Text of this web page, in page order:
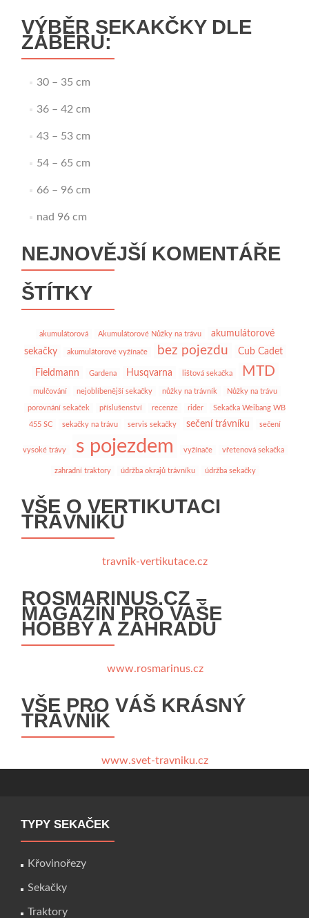
VÝBĚR SEKAKČKY DLE
ZÁBĚRU:
30 – 35 cm
36 – 42 cm
43 – 53 cm
54 – 65 cm
66 – 96 cm
nad 96 cm
NEJNOVĚJŠÍ KOMENTÁŘE
ŠTÍTKY
akumulátorová Akumulátorové Nůžky na trávu
akumulátorové
sekačky
akumulátorové vyžínače bez pojezdu Cub Cadet
Fieldmann Gardena Husqvarna lištová sekačka MTD
mulčování nejoblíbenější sekačky nůžky na trávník Nůžky na trávu
porovnání sekaček příslušenství recenze rider Sekačka Weibang WB
455 SC sekačky na trávu servis sekačky sečení trávníku sečení
vysoké trávy s pojezdem vyžínače vřetenová sekačka
zahradní traktory údržba okrajů trávníku údržba sekačky
VŠE O VERTIKUTACI
TRÁVNÍKU
travnik-vertikutace.cz
ROSMARINUS.CZ –
MAGAZÍN PRO VAŠE
HOBBY A ZAHRADU
www.rosmarinus.cz
VŠE PRO VÁŠ KRÁSNÝ
TRÁVNÍK
www.svet-travniku.cz
TYPY SEKAČEK
Křovinořezy
Sekačky
Traktory